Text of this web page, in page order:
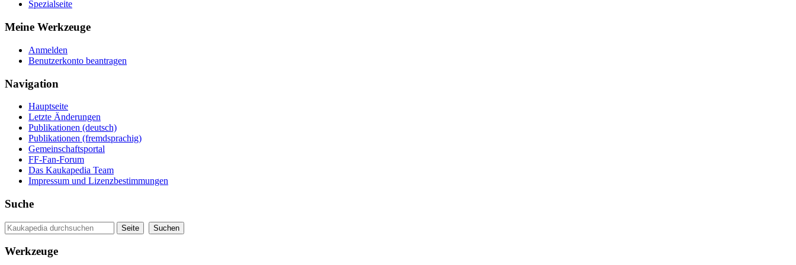
Spezialseite
Meine Werkzeuge
Anmelden
Benutzerkonto beantragen
Navigation
Hauptseite
Letzte Änderungen
Publikationen (deutsch)
Publikationen (fremdsprachig)
Gemeinschaftsportal
FF-Fan-Forum
Das Kaukapedia Team
Impressum und Lizenzbestimmungen
Suche
Werkzeuge